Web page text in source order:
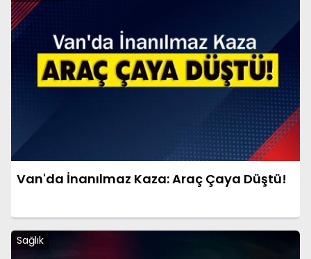
Van'da İnanılmaz Kaza: Araç Çaya Düştü!
Sağlık